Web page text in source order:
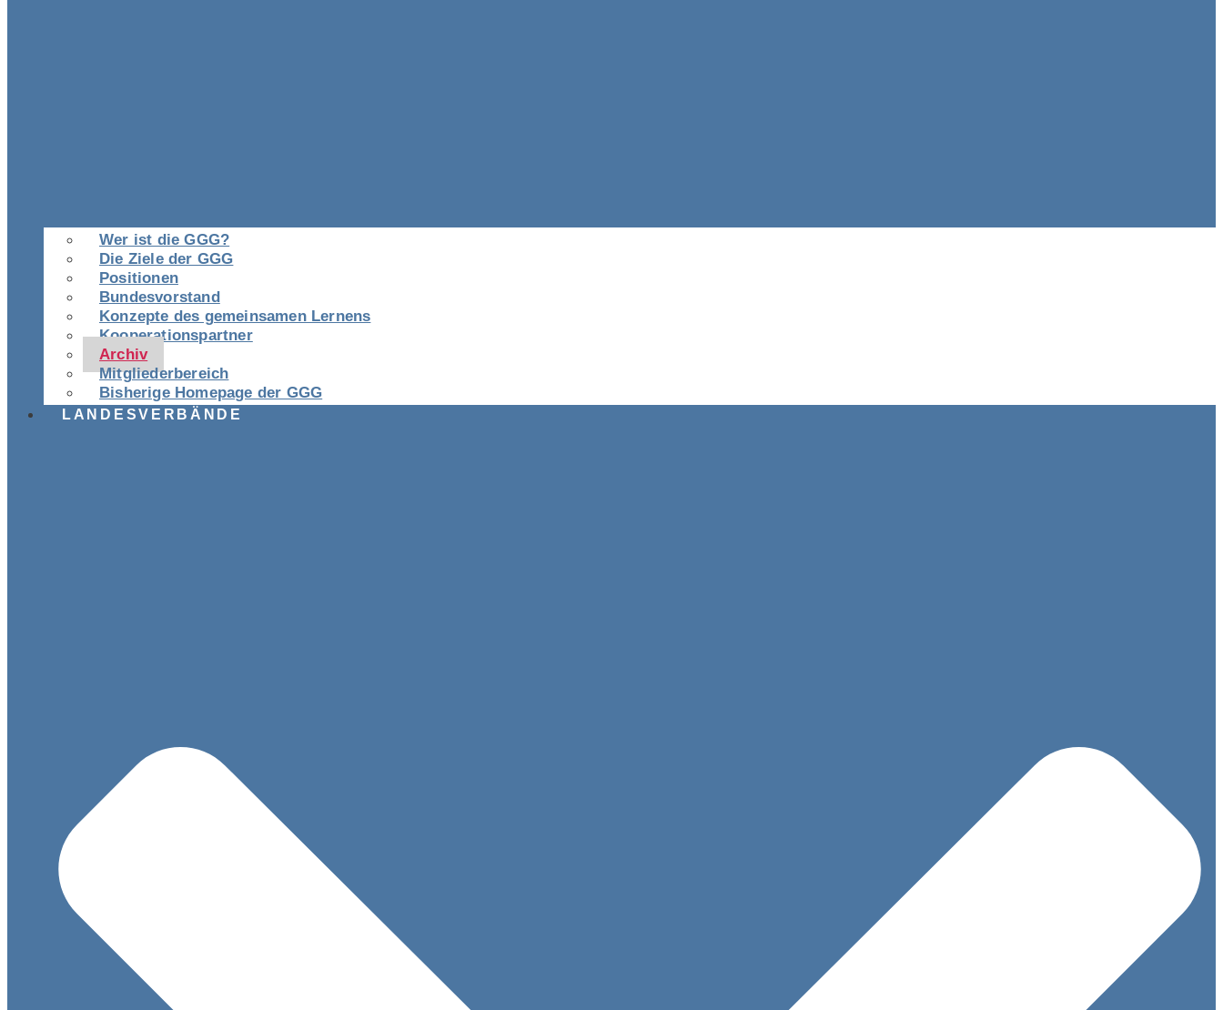
Wer ist die GGG?
Die Ziele der GGG
Positionen
Bundesvorstand
Konzepte des gemeinsamen Lernens
Kooperationspartner
Archiv
Mitgliederbereich
Bisherige Homepage der GGG
LANDESVERBÄNDE